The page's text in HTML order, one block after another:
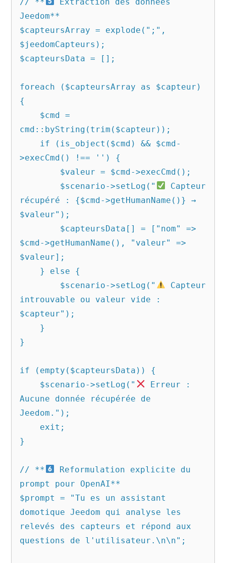
Jeedom**
$capteursArray = explode(";",
$jeedomCapteurs);
$capteursData = [];
foreach ($capteursArray as $capteur)
{
cmd::byString(trim($capteur));
>execCmd() !== '') {
        $scenario->setLog("
Capteur
récupéré : {$cmd->getHumanName()} →
$valeur");
$cmd->getHumanName(), "valeur" =>
$valeur];
        $scenario->setLog("
Capteur
introuvable ou valeur vide :
$capteur");
}
if (empty($capteursData)) {
    $scenario->setLog("
Erreur :
Aucune donnée récupérée de
Jeedom.");
}
// **
Reformulation explicite du
prompt pour OpenAI**
$prompt = "Tu es un assistant
domotique Jeedom qui analyse les
relevés des capteurs et répond aux
questions de l'utilisateur.\n\n";